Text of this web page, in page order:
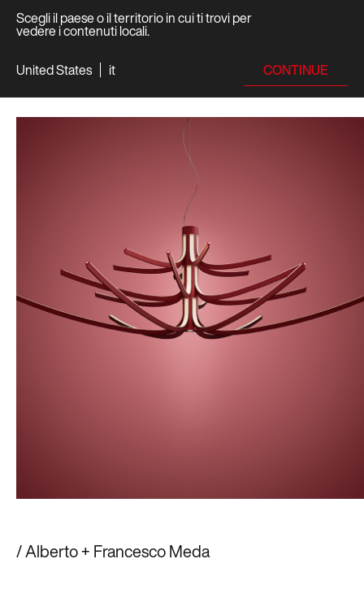
Scegli il paese o il territorio in cui ti trovi per
vedere i contenuti locali.
United States
it CONTINUE
/ Alberto + Francesco Meda